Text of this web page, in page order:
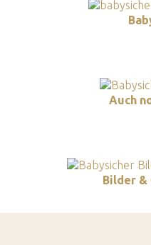
Auch
Bilder &